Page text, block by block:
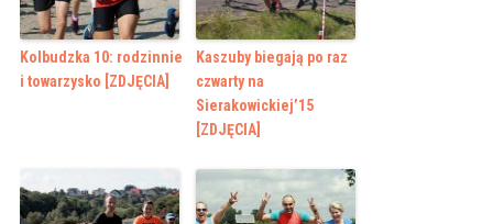
Kolbudzka 10: rodzinnie
i towarzysko [ZDJĘCIA]
Kaszuby biegają po raz
czwarty na
Sierakowickiej’15
[ZDJĘCIA]